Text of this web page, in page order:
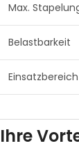
Max.
Belastbarkeit
Einsatzbereich
Ihre